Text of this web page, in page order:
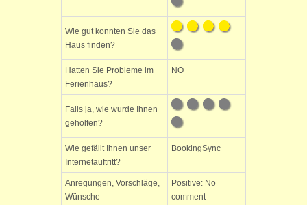
Wie gut konnten Sie das
Haus finden?
Hatten Sie Probleme im
Ferienhaus?
NO
Falls ja, wie wurde Ihnen
geholfen?
Wie gefällt Ihnen unser
Internetauftritt?
BookingSync
Anregungen, Vorschläge,
Wünsche
Positive: No
comment